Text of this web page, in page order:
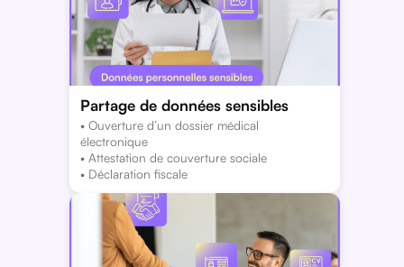
Partage de données sensibles
• Ouverture d’un dossier médical
électronique
• Attestation de couverture sociale
• Déclaration fiscale